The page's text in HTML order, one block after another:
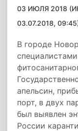
03 ИЮЛЯ 2018
03.07.2018,
В городе
апельсин,
порт, в двух
был выявлен
России